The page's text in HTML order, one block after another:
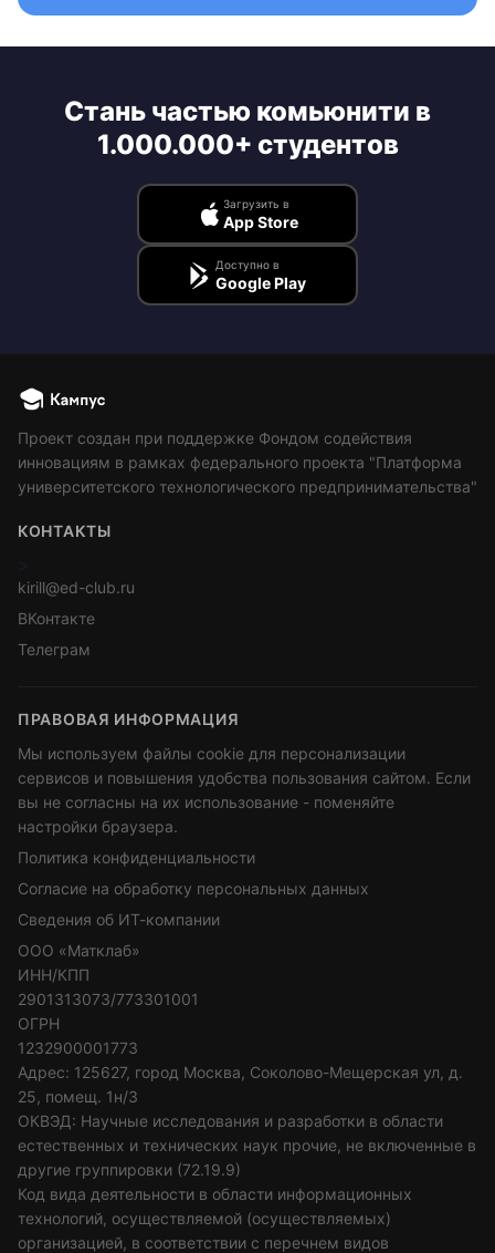
Стань частью комьюнити в
1.000.000+ студентов
Загрузить в
App Store
Доступно в
Google Play
Проект создан при поддержке Фондом содействия
инновациям в рамках федерального проекта "Платформа
университетского технологического предпринимательства"
КОНТАКТЫ
>
kirill@ed-club.ru
ВКонтакте
Телеграм
ПРАВОВАЯ ИНФОРМАЦИЯ
Мы используем файлы cookie для персонализации
сервисов и повышения удобства пользования сайтом. Если
вы не согласны на их использование - поменяйте
настройки браузера.
Политика конфиденциальности
Согласие на обработку персональных данных
Сведения об ИТ-компании
ООО «Матклаб»
ИНН/КПП
2901313073/773301001
ОГРН
1232900001773
Адрес: 125627, город Москва, Соколово-Мещерская ул, д.
25, помещ. 1н/3
ОКВЭД: Научные исследования и разработки в области
естественных и технических наук прочие, не включенные в
другие группировки (72.19.9)
Код вида деятельности в области информационных
технологий, осуществляемой (осуществляемых)
организацией, в соответствии с перечнем видов